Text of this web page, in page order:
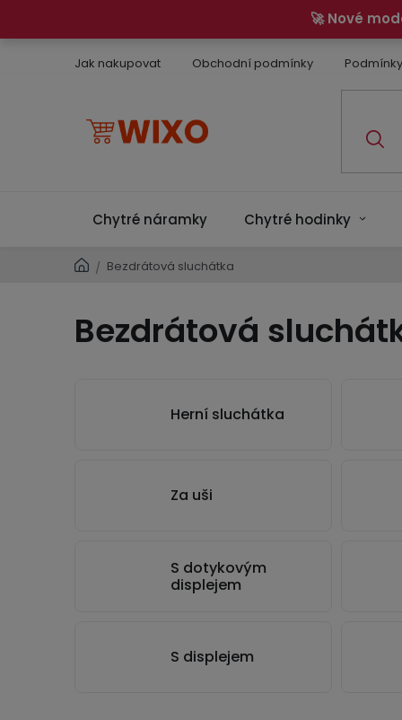
🚀 Nové
Jak nakupovat Obchodní podmínky
Chytré náramky Chytré hodinky
Domů
/ Bezdrátová sluchátka
Bezdrátová
Herní sluchátka
Za uši
S dotykovým
displejem
S displejem